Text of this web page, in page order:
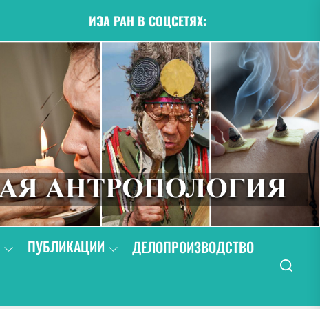
ИЭА РАН В СОЦСЕТЯХ:
ПУБЛИКАЦИИ
ДЕЛОПРОИЗВОДСТВО